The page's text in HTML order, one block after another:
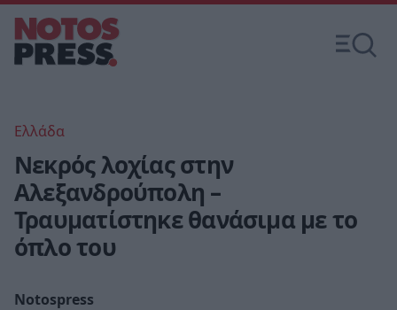
Ελλάδα
Νεκρός λοχίας στην
Αλεξανδρούπολη –
Τραυματίστηκε θανάσιμα με το
όπλο του
Notospress